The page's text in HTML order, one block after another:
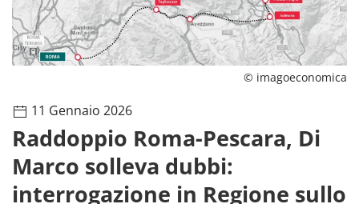
© imagoeconomica
11 Gennaio 2026
Raddoppio Roma-Pescara, Di
Marco solleva dubbi:
interrogazione in Regione sullo